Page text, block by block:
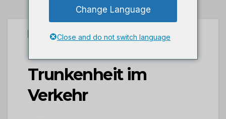
UNCATEGORIZED
POL-PDNW:
Trunkenheit im
Verkehr
Change Language
Close and do not switch language